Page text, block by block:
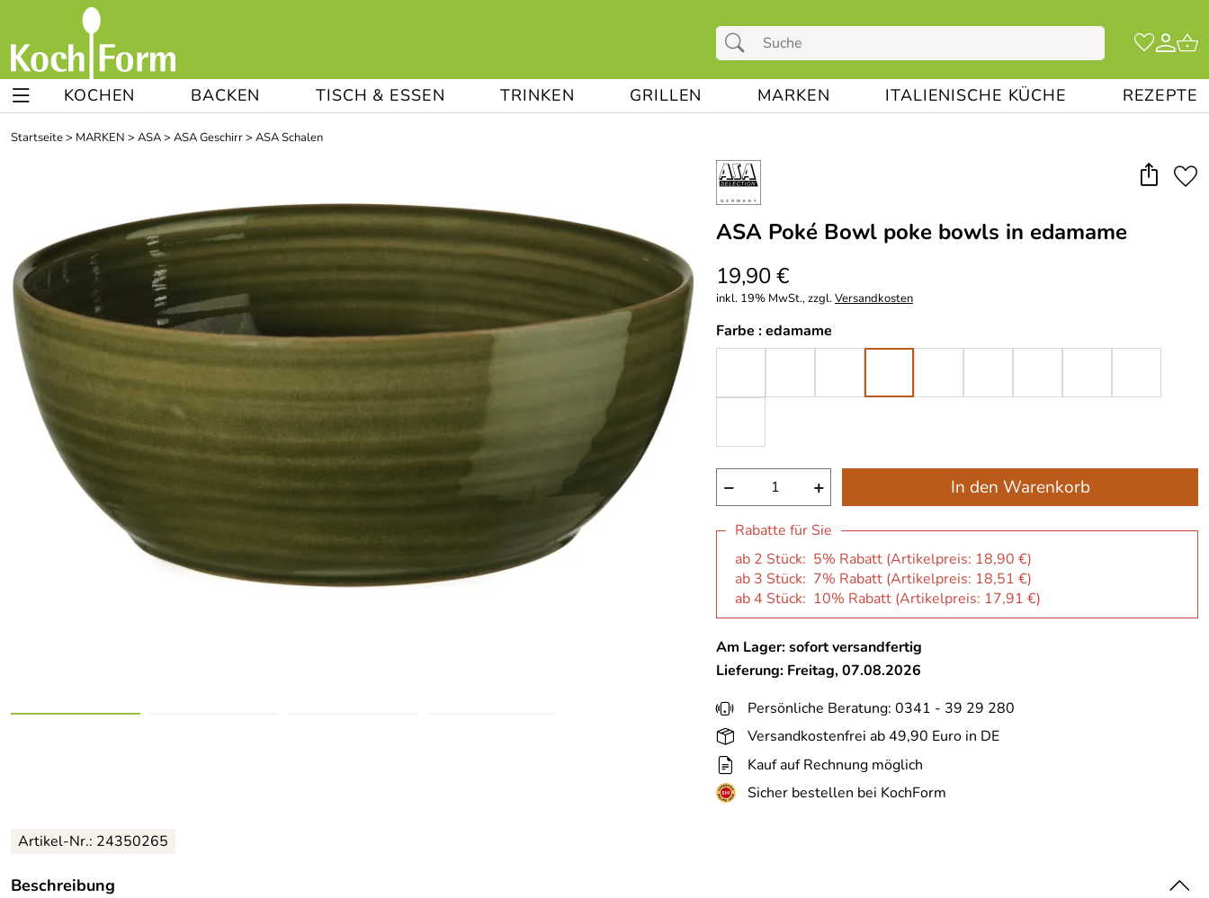
KOCHEN BACKEN TISCH & ESSEN TRINKEN GRILLEN MARKEN ITALIENISCHE KÜCHE REZEPTE
Startseite> MARKEN > ASA> ASA Geschirr> ASA Schalen
ASA Poké Bowl poke bowls in edamame
19,90 €
inkl. 19% MwSt., zzgl.Versandkosten
Farbe :edamame
− + In den Warenkorb
Rabatte für Sie
ab 2 Stück: 5% Rabatt (Artikelpreis: 18,90 €)
ab 3 Stück: 7% Rabatt (Artikelpreis: 18,51 €)
ab 4 Stück: 10% Rabatt (Artikelpreis: 17,91 €)
Am Lager: sofort versandfertig
Lieferung: Freitag, 07.08.2026
Persönliche Beratung: 0341 - 39 29 280
Versandkostenfrei ab 49,90 Euro in DE
Kauf auf Rechnung möglich
Sicher bestellen bei KochForm
Artikel-Nr.: 24350265
Beschreibung